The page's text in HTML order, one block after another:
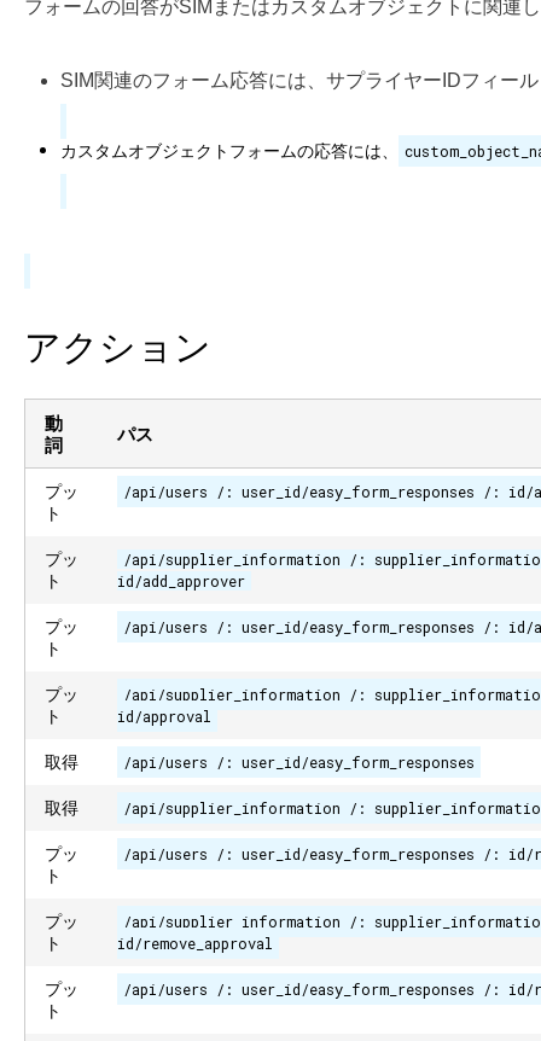
フォームの回答がSIMまたはカスタムオブジェクトに関連
SIM関連のフォーム応答には、サプライヤーIDフィー
カスタムオブジェクトフォームの応答には、
アクション
動
詞
パス
プッ
ト
/api/users /: user_id/easy_form_responses /: id/
プッ
ト
/api/supplier_information /:
id/add_approver
プッ
ト
/api/users /: user_id/easy_form_responses /: id/
プッ
ト
/api/supplier_information /:
id/approval
取得 /api/users /: user_id/easy_form_responses
取得 /api/supplier_information /:
プッ
ト
/api/users /: user_id/easy_form_responses /: id/
プッ
ト
/api/supplier_information /:
id/remove_approval
プッ
ト
/api/users /: user_id/easy_form_responses /: id/